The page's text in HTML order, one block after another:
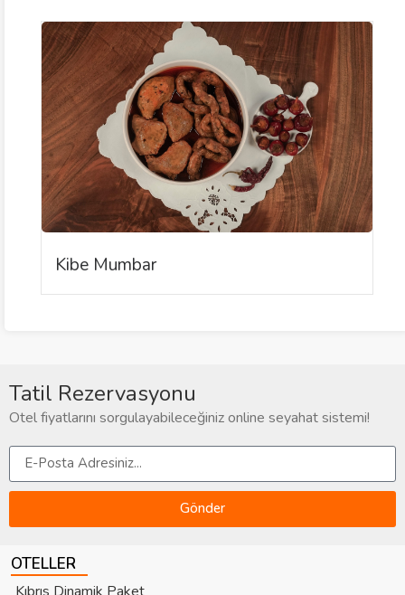
Kibe Mumbar
Tatil Rezervasyonu
Otel fiyatlarını sorgulayabileceğiniz online seyahat sistemi!
Gönder
OTELLER